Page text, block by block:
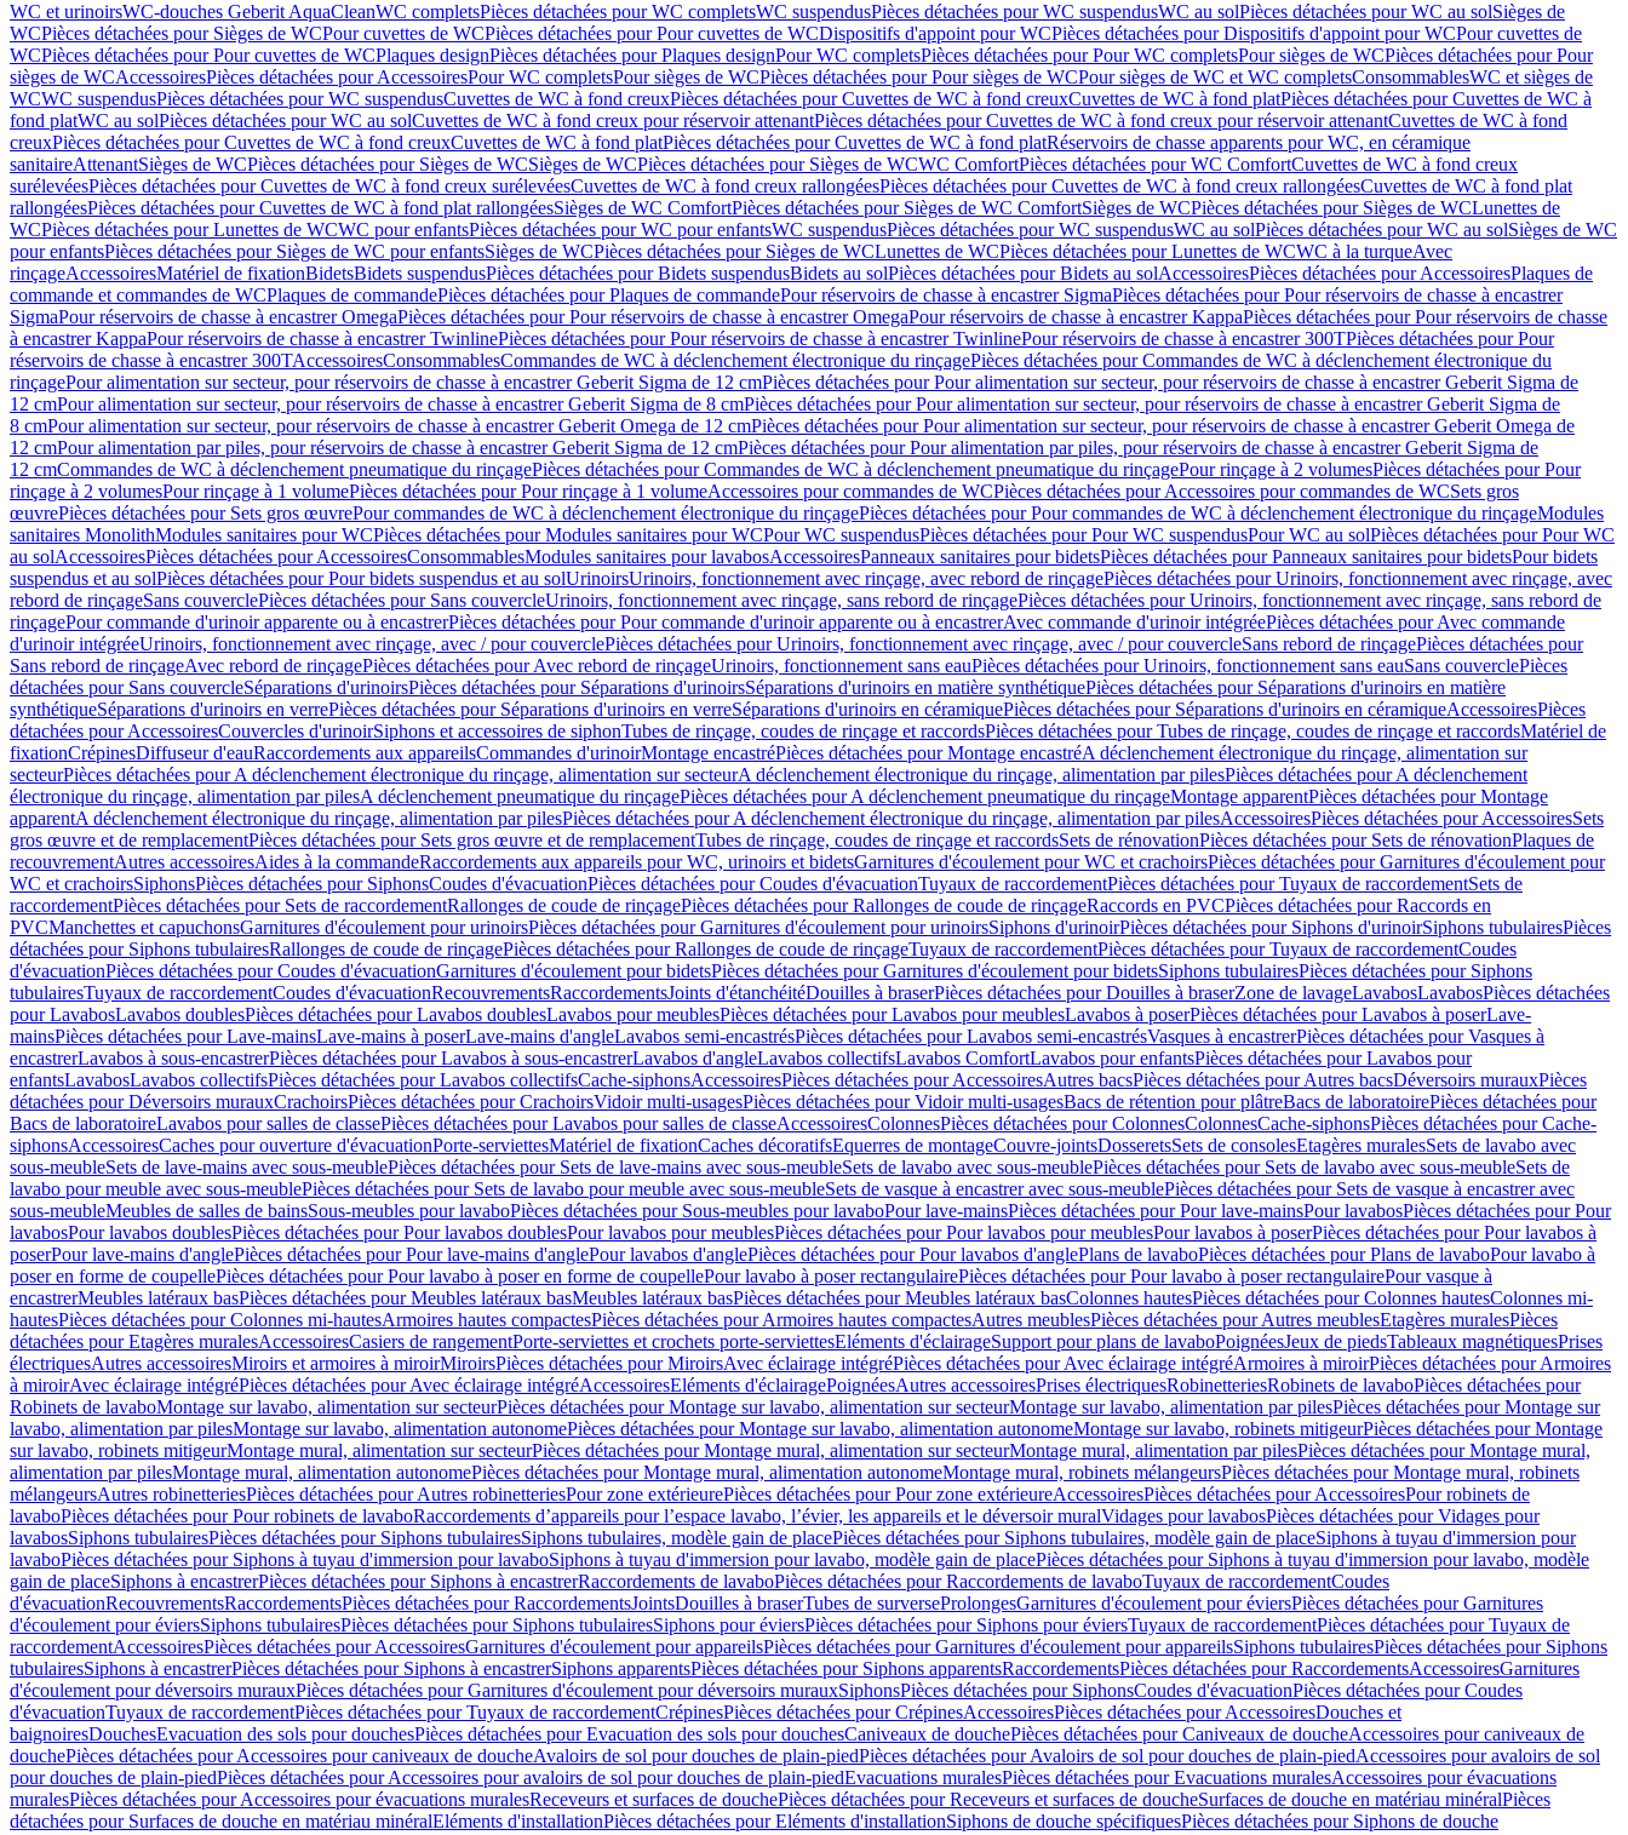
WC et urinoirsWC-douches Geberit AquaCleanWC completsPièces détachées pour WC completsWC suspendusPièces détachées pour WC suspendusWC au solPièces détachées pour WC au solSièges de
WCPièces détachées pour Sièges de WCPour cuvettes de WCPièces détachées pour Pour cuvettes de WCDispositifs d'appoint pour WCPièces détachées pour Dispositifs d'appoint pour WCPour cuvettes de
WCPièces détachées pour Pour cuvettes de WCPlaques designPièces détachées pour Plaques designPour WC completsPièces détachées pour Pour WC completsPour sièges de WCPièces détachées pour Pour
sièges de WCAccessoiresPièces détachées pour AccessoiresPour WC completsPour sièges de WCPièces détachées pour Pour sièges de WCPour sièges de WC et WC completsConsommablesWC et sièges de
WCWC suspendusPièces détachées pour WC suspendusCuvettes de WC à fond creuxPièces détachées pour Cuvettes de WC à fond creuxCuvettes de WC à fond platPièces détachées pour Cuvettes de WC à
fond platWC au solPièces détachées pour WC au solCuvettes de WC à fond creux pour réservoir attenantPièces détachées pour Cuvettes de WC à fond creux pour réservoir attenantCuvettes de WC à fond
creuxPièces détachées pour Cuvettes de WC à fond creuxCuvettes de WC à fond platPièces détachées pour Cuvettes de WC à fond platRéservoirs de chasse apparents pour WC, en céramique
sanitaireAttenantSièges de WCPièces détachées pour Sièges de WCSièges de WCPièces détachées pour Sièges de WCWC ComfortPièces détachées pour WC ComfortCuvettes de WC à fond creux
surélevéesPièces détachées pour Cuvettes de WC à fond creux surélevéesCuvettes de WC à fond creux rallongéesPièces détachées pour Cuvettes de WC à fond creux rallongéesCuvettes de WC à fond plat
rallongéesPièces détachées pour Cuvettes de WC à fond plat rallongéesSièges de WC ComfortPièces détachées pour Sièges de WC ComfortSièges de WCPièces détachées pour Sièges de WCLunettes de
WCPièces détachées pour Lunettes de WCWC pour enfantsPièces détachées pour WC pour enfantsWC suspendusPièces détachées pour WC suspendusWC au solPièces détachées pour WC au solSièges de WC
pour enfantsPièces détachées pour Sièges de WC pour enfantsSièges de WCPièces détachées pour Sièges de WCLunettes de WCPièces détachées pour Lunettes de WCWC à la turqueAvec
rinçageAccessoiresMatériel de fixationBidetsBidets suspendusPièces détachées pour Bidets suspendusBidets au solPièces détachées pour Bidets au solAccessoiresPièces détachées pour AccessoiresPlaques de
commande et commandes de WCPlaques de commandePièces détachées pour Plaques de commandePour réservoirs de chasse à encastrer SigmaPièces détachées pour Pour réservoirs de chasse à encastrer
SigmaPour réservoirs de chasse à encastrer OmegaPièces détachées pour Pour réservoirs de chasse à encastrer OmegaPour réservoirs de chasse à encastrer KappaPièces détachées pour Pour réservoirs de chasse
à encastrer KappaPour réservoirs de chasse à encastrer TwinlinePièces détachées pour Pour réservoirs de chasse à encastrer TwinlinePour réservoirs de chasse à encastrer 300TPièces détachées pour Pour
réservoirs de chasse à encastrer 300TAccessoiresConsommablesCommandes de WC à déclenchement électronique du rinçagePièces détachées pour Commandes de WC à déclenchement électronique du
rinçagePour alimentation sur secteur, pour réservoirs de chasse à encastrer Geberit Sigma de 12 cmPièces détachées pour Pour alimentation sur secteur, pour réservoirs de chasse à encastrer Geberit Sigma de
12 cmPour alimentation sur secteur, pour réservoirs de chasse à encastrer Geberit Sigma de 8 cmPièces détachées pour Pour alimentation sur secteur, pour réservoirs de chasse à encastrer Geberit Sigma de
8 cmPour alimentation sur secteur, pour réservoirs de chasse à encastrer Geberit Omega de 12 cmPièces détachées pour Pour alimentation sur secteur, pour réservoirs de chasse à encastrer Geberit Omega de
12 cmPour alimentation par piles, pour réservoirs de chasse à encastrer Geberit Sigma de 12 cmPièces détachées pour Pour alimentation par piles, pour réservoirs de chasse à encastrer Geberit Sigma de
12 cmCommandes de WC à déclenchement pneumatique du rinçagePièces détachées pour Commandes de WC à déclenchement pneumatique du rinçagePour rinçage à 2 volumesPièces détachées pour Pour
rinçage à 2 volumesPour rinçage à 1 volumePièces détachées pour Pour rinçage à 1 volumeAccessoires pour commandes de WCPièces détachées pour Accessoires pour commandes de WCSets gros
œuvrePièces détachées pour Sets gros œuvrePour commandes de WC à déclenchement électronique du rinçagePièces détachées pour Pour commandes de WC à déclenchement électronique du rinçageModules
sanitaires MonolithModules sanitaires pour WCPièces détachées pour Modules sanitaires pour WCPour WC suspendusPièces détachées pour Pour WC suspendusPour WC au solPièces détachées pour Pour WC
au solAccessoiresPièces détachées pour AccessoiresConsommablesModules sanitaires pour lavabosAccessoiresPanneaux sanitaires pour bidetsPièces détachées pour Panneaux sanitaires pour bidetsPour bidets
suspendus et au solPièces détachées pour Pour bidets suspendus et au solUrinoirsUrinoirs, fonctionnement avec rinçage, avec rebord de rinçagePièces détachées pour Urinoirs, fonctionnement avec rinçage, avec
rebord de rinçageSans couverclePièces détachées pour Sans couvercleUrinoirs, fonctionnement avec rinçage, sans rebord de rinçagePièces détachées pour Urinoirs, fonctionnement avec rinçage, sans rebord de
rinçagePour commande d'urinoir apparente ou à encastrerPièces détachées pour Pour commande d'urinoir apparente ou à encastrerAvec commande d'urinoir intégréePièces détachées pour Avec commande
d'urinoir intégréeUrinoirs, fonctionnement avec rinçage, avec / pour couverclePièces détachées pour Urinoirs, fonctionnement avec rinçage, avec / pour couvercleSans rebord de rinçagePièces détachées pour
Sans rebord de rinçageAvec rebord de rinçagePièces détachées pour Avec rebord de rinçageUrinoirs, fonctionnement sans eauPièces détachées pour Urinoirs, fonctionnement sans eauSans couverclePièces
détachées pour Sans couvercleSéparations d'urinoirsPièces détachées pour Séparations d'urinoirsSéparations d'urinoirs en matière synthétiquePièces détachées pour Séparations d'urinoirs en matière
synthétiqueSéparations d'urinoirs en verrePièces détachées pour Séparations d'urinoirs en verreSéparations d'urinoirs en céramiquePièces détachées pour Séparations d'urinoirs en céramiqueAccessoiresPièces
détachées pour AccessoiresCouvercles d'urinoirSiphons et accessoires de siphonTubes de rinçage, coudes de rinçage et raccordsPièces détachées pour Tubes de rinçage, coudes de rinçage et raccordsMatériel de
fixationCrépinesDiffuseur d'eauRaccordements aux appareilsCommandes d'urinoirMontage encastréPièces détachées pour Montage encastréA déclenchement électronique du rinçage, alimentation sur
secteurPièces détachées pour A déclenchement électronique du rinçage, alimentation sur secteurA déclenchement électronique du rinçage, alimentation par pilesPièces détachées pour A déclenchement
électronique du rinçage, alimentation par pilesA déclenchement pneumatique du rinçagePièces détachées pour A déclenchement pneumatique du rinçageMontage apparentPièces détachées pour Montage
apparentA déclenchement électronique du rinçage, alimentation par pilesPièces détachées pour A déclenchement électronique du rinçage, alimentation par pilesAccessoiresPièces détachées pour AccessoiresSets
gros œuvre et de remplacementPièces détachées pour Sets gros œuvre et de remplacementTubes de rinçage, coudes de rinçage et raccordsSets de rénovationPièces détachées pour Sets de rénovationPlaques de
recouvrementAutres accessoiresAides à la commandeRaccordements aux appareils pour WC, urinoirs et bidetsGarnitures d'écoulement pour WC et crachoirsPièces détachées pour Garnitures d'écoulement pour
WC et crachoirsSiphonsPièces détachées pour SiphonsCoudes d'évacuationPièces détachées pour Coudes d'évacuationTuyaux de raccordementPièces détachées pour Tuyaux de raccordementSets de
raccordementPièces détachées pour Sets de raccordementRallonges de coude de rinçagePièces détachées pour Rallonges de coude de rinçageRaccords en PVCPièces détachées pour Raccords en
PVCManchettes et capuchonsGarnitures d'écoulement pour urinoirsPièces détachées pour Garnitures d'écoulement pour urinoirsSiphons d'urinoirPièces détachées pour Siphons d'urinoirSiphons tubulairesPièces
détachées pour Siphons tubulairesRallonges de coude de rinçagePièces détachées pour Rallonges de coude de rinçageTuyaux de raccordementPièces détachées pour Tuyaux de raccordementCoudes
d'évacuationPièces détachées pour Coudes d'évacuationGarnitures d'écoulement pour bidetsPièces détachées pour Garnitures d'écoulement pour bidetsSiphons tubulairesPièces détachées pour Siphons
tubulairesTuyaux de raccordementCoudes d'évacuationRecouvrementsRaccordementsJoints d'étanchéitéDouilles à braserPièces détachées pour Douilles à braserZone de lavageLavabosLavabosPièces détachées
pour LavabosLavabos doublesPièces détachées pour Lavabos doublesLavabos pour meublesPièces détachées pour Lavabos pour meublesLavabos à poserPièces détachées pour Lavabos à poserLave-
mainsPièces détachées pour Lave-mainsLave-mains à poserLave-mains d'angleLavabos semi-encastrésPièces détachées pour Lavabos semi-encastrésVasques à encastrerPièces détachées pour Vasques à
encastrerLavabos à sous-encastrerPièces détachées pour Lavabos à sous-encastrerLavabos d'angleLavabos collectifsLavabos ComfortLavabos pour enfantsPièces détachées pour Lavabos pour
enfantsLavabosLavabos collectifsPièces détachées pour Lavabos collectifsCache-siphonsAccessoiresPièces détachées pour AccessoiresAutres bacsPièces détachées pour Autres bacsDéversoirs murauxPièces
détachées pour Déversoirs murauxCrachoirsPièces détachées pour CrachoirsVidoir multi-usagesPièces détachées pour Vidoir multi-usagesBacs de rétention pour plâtreBacs de laboratoirePièces détachées pour
Bacs de laboratoireLavabos pour salles de classePièces détachées pour Lavabos pour salles de classeAccessoiresColonnesPièces détachées pour ColonnesColonnesCache-siphonsPièces détachées pour Cache-
siphonsAccessoiresCaches pour ouverture d'évacuationPorte-serviettesMatériel de fixationCaches décoratifsEquerres de montageCouvre-jointsDosseretsSets de consolesEtagères muralesSets de lavabo avec
sous-meubleSets de lave-mains avec sous-meublePièces détachées pour Sets de lave-mains avec sous-meubleSets de lavabo avec sous-meublePièces détachées pour Sets de lavabo avec sous-meubleSets de
lavabo pour meuble avec sous-meublePièces détachées pour Sets de lavabo pour meuble avec sous-meubleSets de vasque à encastrer avec sous-meublePièces détachées pour Sets de vasque à encastrer avec
sous-meubleMeubles de salles de bainsSous-meubles pour lavaboPièces détachées pour Sous-meubles pour lavaboPour lave-mainsPièces détachées pour Pour lave-mainsPour lavabosPièces détachées pour Pour
lavabosPour lavabos doublesPièces détachées pour Pour lavabos doublesPour lavabos pour meublesPièces détachées pour Pour lavabos pour meublesPour lavabos à poserPièces détachées pour Pour lavabos à
poserPour lave-mains d'anglePièces détachées pour Pour lave-mains d'anglePour lavabos d'anglePièces détachées pour Pour lavabos d'anglePlans de lavaboPièces détachées pour Plans de lavaboPour lavabo à
poser en forme de coupellePièces détachées pour Pour lavabo à poser en forme de coupellePour lavabo à poser rectangulairePièces détachées pour Pour lavabo à poser rectangulairePour vasque à
encastrerMeubles latéraux basPièces détachées pour Meubles latéraux basMeubles latéraux basPièces détachées pour Meubles latéraux basColonnes hautesPièces détachées pour Colonnes hautesColonnes mi-
hautesPièces détachées pour Colonnes mi-hautesArmoires hautes compactesPièces détachées pour Armoires hautes compactesAutres meublesPièces détachées pour Autres meublesEtagères muralesPièces
détachées pour Etagères muralesAccessoiresCasiers de rangementPorte-serviettes et crochets porte-serviettesEléments d'éclairageSupport pour plans de lavaboPoignéesJeux de piedsTableaux magnétiquesPrises
électriquesAutres accessoiresMiroirs et armoires à miroirMiroirsPièces détachées pour MiroirsAvec éclairage intégréPièces détachées pour Avec éclairage intégréArmoires à miroirPièces détachées pour Armoires
à miroirAvec éclairage intégréPièces détachées pour Avec éclairage intégréAccessoiresEléments d'éclairagePoignéesAutres accessoiresPrises électriquesRobinetteriesRobinets de lavaboPièces détachées pour
Robinets de lavaboMontage sur lavabo, alimentation sur secteurPièces détachées pour Montage sur lavabo, alimentation sur secteurMontage sur lavabo, alimentation par pilesPièces détachées pour Montage sur
lavabo, alimentation par pilesMontage sur lavabo, alimentation autonomePièces détachées pour Montage sur lavabo, alimentation autonomeMontage sur lavabo, robinets mitigeurPièces détachées pour Montage
sur lavabo, robinets mitigeurMontage mural, alimentation sur secteurPièces détachées pour Montage mural, alimentation sur secteurMontage mural, alimentation par pilesPièces détachées pour Montage mural,
alimentation par pilesMontage mural, alimentation autonomePièces détachées pour Montage mural, alimentation autonomeMontage mural, robinets mélangeursPièces détachées pour Montage mural, robinets
mélangeursAutres robinetteriesPièces détachées pour Autres robinetteriesPour zone extérieurePièces détachées pour Pour zone extérieureAccessoiresPièces détachées pour AccessoiresPour robinets de
lavaboPièces détachées pour Pour robinets de lavaboRaccordements d’appareils pour l’espace lavabo, l’évier, les appareils et le déversoir muralVidages pour lavabosPièces détachées pour Vidages pour
lavabosSiphons tubulairesPièces détachées pour Siphons tubulairesSiphons tubulaires, modèle gain de placePièces détachées pour Siphons tubulaires, modèle gain de placeSiphons à tuyau d'immersion pour
lavaboPièces détachées pour Siphons à tuyau d'immersion pour lavaboSiphons à tuyau d'immersion pour lavabo, modèle gain de placePièces détachées pour Siphons à tuyau d'immersion pour lavabo, modèle
gain de placeSiphons à encastrerPièces détachées pour Siphons à encastrerRaccordements de lavaboPièces détachées pour Raccordements de lavaboTuyaux de raccordementCoudes
d'évacuationRecouvrementsRaccordementsPièces détachées pour RaccordementsJointsDouilles à braserTubes de surverseProlongesGarnitures d'écoulement pour éviersPièces détachées pour Garnitures
d'écoulement pour éviersSiphons tubulairesPièces détachées pour Siphons tubulairesSiphons pour éviersPièces détachées pour Siphons pour éviersTuyaux de raccordementPièces détachées pour Tuyaux de
raccordementAccessoiresPièces détachées pour AccessoiresGarnitures d'écoulement pour appareilsPièces détachées pour Garnitures d'écoulement pour appareilsSiphons tubulairesPièces détachées pour Siphons
tubulairesSiphons à encastrerPièces détachées pour Siphons à encastrerSiphons apparentsPièces détachées pour Siphons apparentsRaccordementsPièces détachées pour RaccordementsAccessoiresGarnitures
d'écoulement pour déversoirs murauxPièces détachées pour Garnitures d'écoulement pour déversoirs murauxSiphonsPièces détachées pour SiphonsCoudes d'évacuationPièces détachées pour Coudes
d'évacuationTuyaux de raccordementPièces détachées pour Tuyaux de raccordementCrépinesPièces détachées pour CrépinesAccessoiresPièces détachées pour AccessoiresDouches et
baignoiresDouchesEvacuation des sols pour douchesPièces détachées pour Evacuation des sols pour douchesCaniveaux de douchePièces détachées pour Caniveaux de doucheAccessoires pour caniveaux de
douchePièces détachées pour Accessoires pour caniveaux de doucheAvaloirs de sol pour douches de plain-piedPièces détachées pour Avaloirs de sol pour douches de plain-piedAccessoires pour avaloirs de sol
pour douches de plain-piedPièces détachées pour Accessoires pour avaloirs de sol pour douches de plain-piedEvacuations muralesPièces détachées pour Evacuations muralesAccessoires pour évacuations
muralesPièces détachées pour Accessoires pour évacuations muralesReceveurs et surfaces de douchePièces détachées pour Receveurs et surfaces de doucheSurfaces de douche en matériau minéralPièces
détachées pour Surfaces de douche en matériau minéralEléments d'installationPièces détachées pour Eléments d'installationSiphons de douche spécifiquesPièces détachées pour Siphons de douche